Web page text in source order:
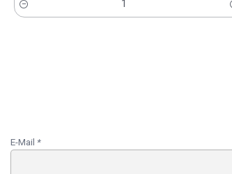
Cantidad
E-Mail *